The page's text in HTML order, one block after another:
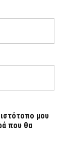
μου
που θα